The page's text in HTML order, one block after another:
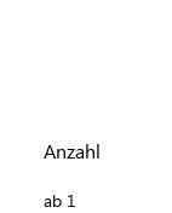
Anzahl
ab 1